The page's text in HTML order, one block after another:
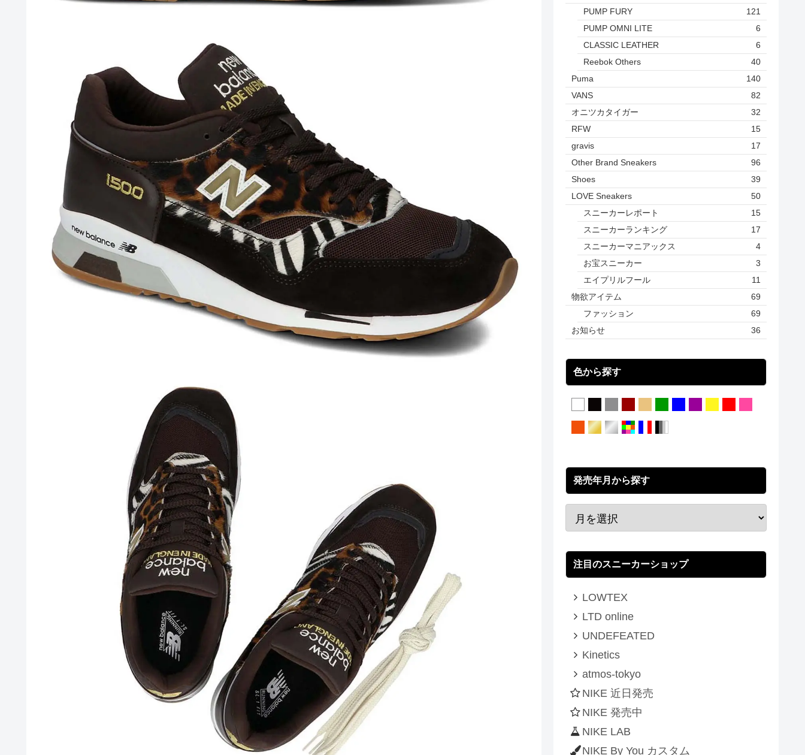
PUMP FURY
121
PUMP OMNI LITE
6
CLASSIC LEATHER
6
Reebok Others
40
Puma
140
VANS
82
オニツカタイガー
32
RFW
15
gravis
17
Other Brand Sneakers
96
Shoes
39
LOVE Sneakers
50
スニーカーレポート
15
スニーカーランキング
17
スニーカーマニアックス
4
お宝スニーカー
3
エイプリルフール
11
物欲アイテム
69
ファッション
69
お知らせ
36
色から探す
発売年月から探す
注目のスニーカーショップ
LOWTEX
LTD online
UNDEFEATED
Kinetics
atmos-tokyo
NIKE 近日発売
NIKE 発売中
NIKE LAB
NIKE By You カスタム